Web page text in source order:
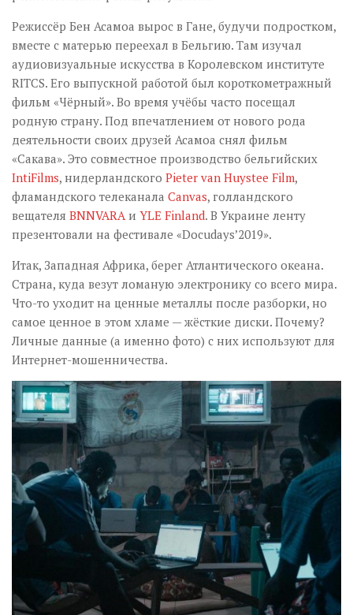
Режиссёр Бен Асамоа вырос в Гане, будучи подростком,
вместе с матерью переехал в Бельгию. Там изучал
аудиовизуальные искусства в Королевском институте
RITCS. Его выпускной работой был короткометражный
фильм «Чёрный». Во время учёбы часто посещал
родную страну. Под впечатлением от нового рода
деятельности своих друзей Асамоа снял фильм
«Сакава». Это совместное производство бельгийских
IntiFilms, нидерландского Pieter van Huystee Film,
фламандского телеканала Canvas, голландского
вещателя BNNVARAи YLE Finland. В Украине ленту
презентовали на фестивале «Docudays’2019».
Итак, Западная Африка, берег Атлантического океана.
Страна, куда везут ломаную электронику со всего мира.
Что-то уходит на ценные металлы после разборки, но
самое ценное в этом хламе — жёсткие диски. Почему?
Личные данные (а именно фото) с них используют для
Интернет-мошенничества.